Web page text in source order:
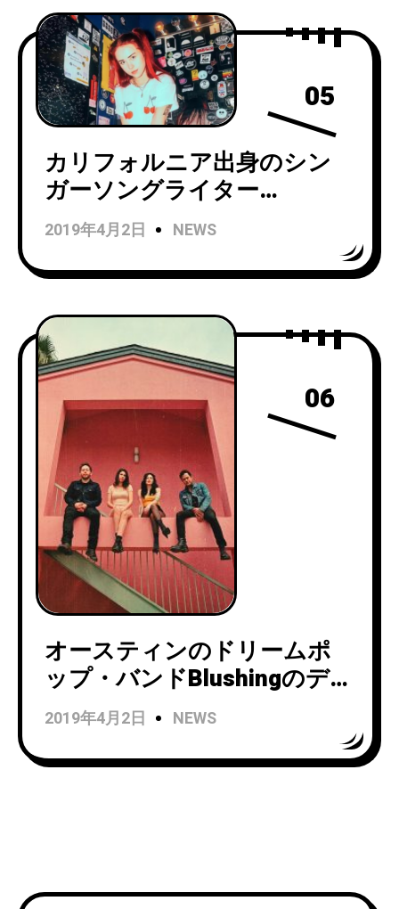
05
カリフォルニア出身のシン
ガーソングライター
Poutyfaceがニューシングル
「Cherry Picking」のMVを公
開！
2019年4月2日 NEWS
06
オースティンのドリームポ
ップ・バンドBlushingのデビ
ュー・アルバム『Blushing』
が日米同時リリース！
2019年4月2日 NEWS